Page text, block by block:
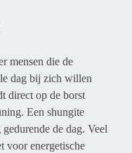
mensen die de
dag bij zich willen
direct op de borst
Een shungite
de dag. Veel
voor energetische